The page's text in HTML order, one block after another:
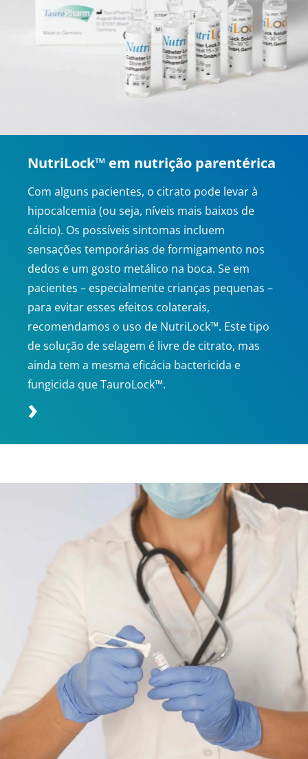
NutriLock™ em nutrição parentérica
Com alguns pacientes, o citrato pode levar à
hipocalcemia (ou seja, níveis mais baixos de
cálcio). Os possíveis sintomas incluem
sensações temporárias de formigamento nos
dedos e um gosto metálico na boca. Se em
pacientes – especialmente crianças pequenas –
para evitar esses efeitos colaterais,
recomendamos o uso de NutriLock™. Este tipo
de solução de selagem é livre de citrato, mas
ainda tem a mesma eficácia bactericida e
fungicida que TauroLock™.